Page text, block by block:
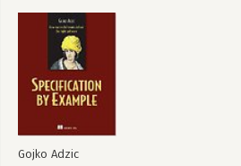
Gojko Adzic